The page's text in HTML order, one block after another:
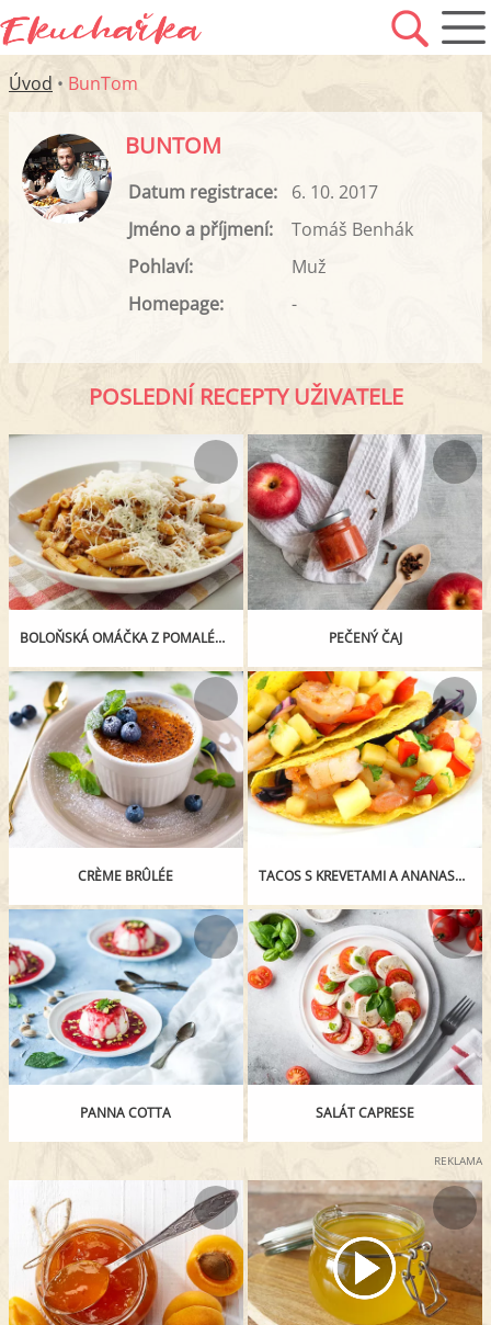
Úvod • BunTom
BUNTOM
Datum registrace:
6. 10. 2017
Jméno a příjmení:
Tomáš Benhák
Pohlaví:
Muž
Homepage:
-
POSLEDNÍ RECEPTY UŽIVATELE
BOLOŇSKÁ OMÁČKA Z POMALÉHO HRNCE PEČENÝ ČAJ
CRÈME BRÛLÉE TACOS S KREVETAMI A ANANASEM
PANNA COTTA SALÁT CAPRESE
REKLAMA